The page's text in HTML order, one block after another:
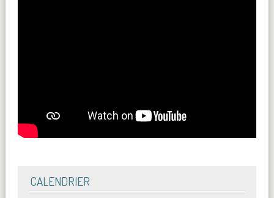
CALENDRIER